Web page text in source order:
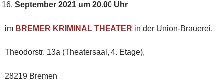
September 2021 um 20.00 Uhr
im BREMER KRIMINAL THEATER in der Union-Brauerei,
Theodorstr. 13a (Theatersaal, 4. Etage),
28219 Bremen